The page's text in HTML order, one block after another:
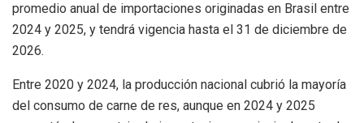
promedio anual de importaciones originadas en Brasil entre
2024 y 2025, y tendrá vigencia hasta el 31 de diciembre de
2026.
Entre 2020 y 2024, la producción nacional cubrió la mayoría
del consumo de carne de res, aunque en 2024 y 2025